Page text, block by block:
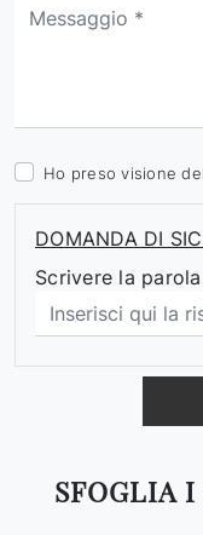
SFOGLIA
Ho preso visione
DOMANDA DI
Scrivere la